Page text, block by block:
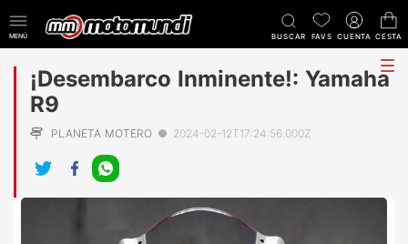
MENÚ BUSCAR FAVS CUENTA CESTA
¡Desembarco Inminente!: Yamaha
R9
PLANETA MOTERO ● 2024-02-12T17:24:56.000Z